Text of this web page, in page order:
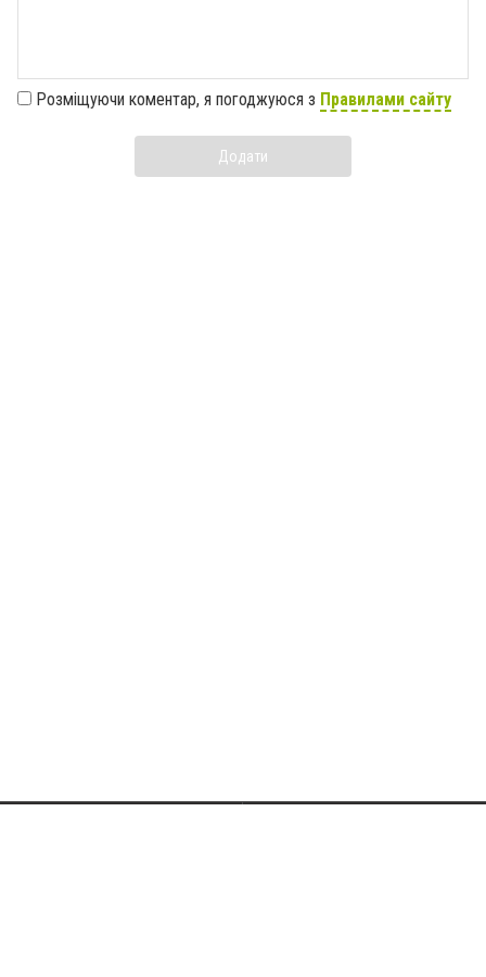
Розміщуючи коментар, я погоджуюся з Правилами сайту
Додати